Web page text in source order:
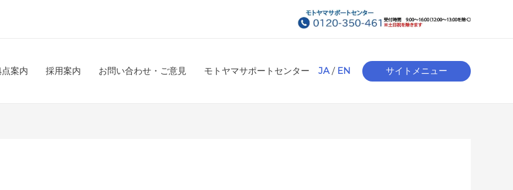
案内 採用案内 お問い合わせ・ご意見 モトヤマサポートセンター JA / EN サイトメニュー